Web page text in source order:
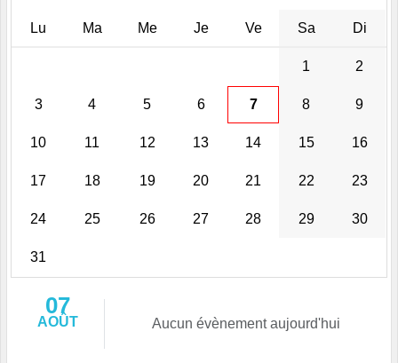
Lu Ma Me Je Ve Sa Di
1 2
3 4 5 6 7 8 9
10 11 12 13 14 15 16
17 18 19 20 21 22 23
24 25 26 27 28 29 30
31
07
AOÛT Aucun évènement aujourd'hui